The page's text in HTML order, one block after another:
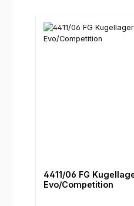
4411/06 FG
Evo/Competition